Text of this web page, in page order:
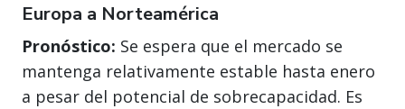
Europa a Norteamérica
Pronóstico: Se espera que el mercado se
mantenga relativamente estable hasta enero
a pesar del potencial de sobrecapacidad. Es